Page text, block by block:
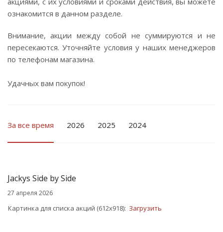
ознакомится в данном разделе.
Внимание, акции между собой не суммируются и не
пересекаются. Уточняйте условия у наших менеджеров
по телефонам магазина.
Удачных вам покупок!
За все время 2026 2025 2024
Jackys Side by Side
27 апреля 2026
Картинка для списка акций (612x918): Загрузить